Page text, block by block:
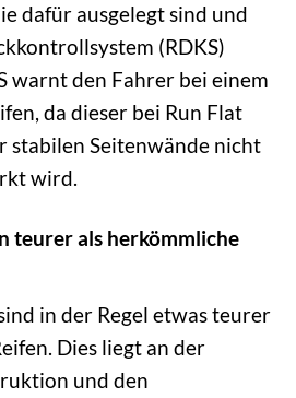
dafür ausgelegt sind und
(RDKS)
warnt den Fahrer bei einem
da dieser bei Run Flat
stabilen Seitenwände nicht
wird.
teurer als herkömmliche
in der Regel etwas teurer
Dies liegt an der
und den